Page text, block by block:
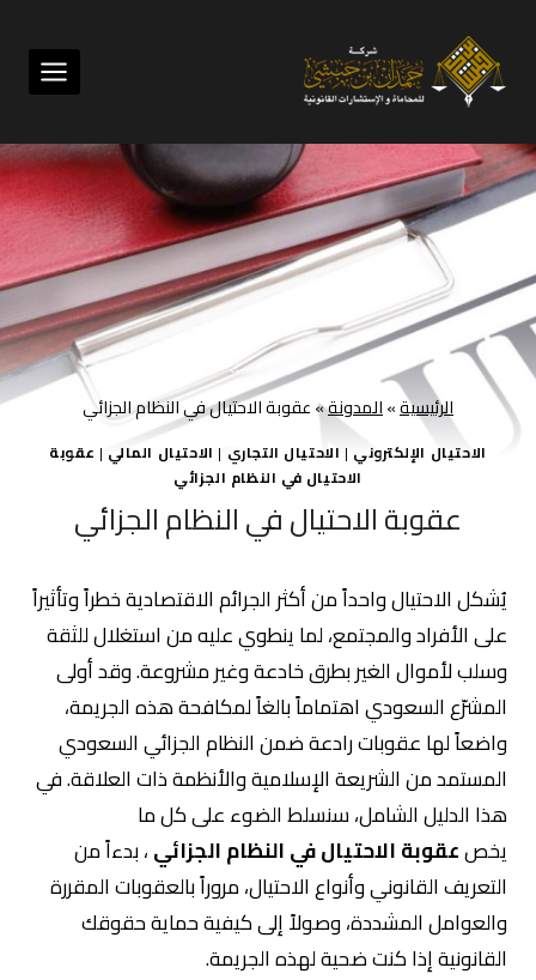
المحتوى
الرئيسية»المدونة»عقوبة الاحتيال في النظام الجزائي
الاحتيال الإلكتروني | الاحتيال التجاري | الاحتيال المالي | عقوبة
الاحتيال في النظام الجزائي
عقوبة الاحتيال في النظام الجزائي
يُشكل الاحتيال واحداً من أكثر الجرائم الاقتصادية خطراً وتأثيراً
على الأفراد والمجتمع، لما ينطوي عليه من استغلال للثقة
وسلب لأموال الغير بطرق خادعة وغير مشروعة. وقد أولى
المشرّع السعودي اهتماماً بالغاً لمكافحة هذه الجريمة،
واضعاً لها عقوبات رادعة ضمن النظام الجزائي السعودي
المستمد من الشريعة الإسلامية والأنظمة ذات العلاقة. في
هذا الدليل الشامل، سنسلط الضوء على كل ما
يخصعقوبة الاحتيال في النظام الجزائي، بدءاً من
التعريف القانوني وأنواع الاحتيال، مروراً بالعقوبات المقررة
والعوامل المشددة، وصولاً إلى كيفية حماية حقوقك
القانونية إذا كنت ضحية لهذه الجريمة.